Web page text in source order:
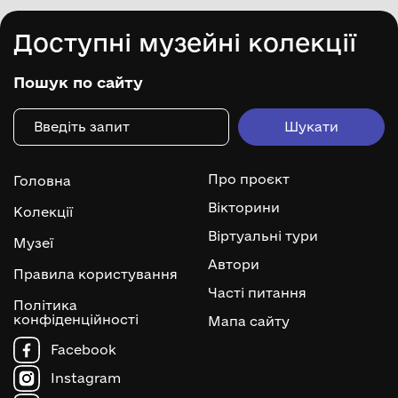
Доступні музейні колекції
Пошук по сайту
Головна
Колекції
Музеї
Правила користування
Політика
конфіденційності
Про проєкт
Вікторини
Віртуальні тури
Автори
Часті питання
Мапа сайту
Facebook
Instagram